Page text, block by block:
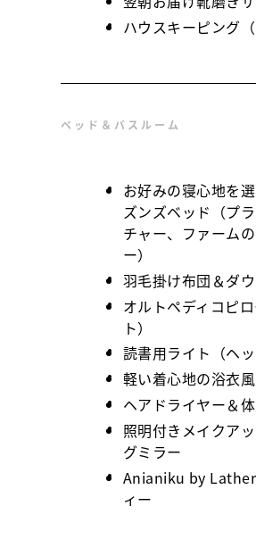
ハウスキーピング（
ベッド＆バスルーム
お好みの寝心地を
ズンズベッド（プ
チャー、ファーム
ー）
羽毛掛け布団＆ダ
オルトペディコピ
ト）
読書用ライト（ヘッ
軽い着心地の浴衣
ヘアドライヤー＆
照明付きメイクア
グミラー
Anianiku by Lather
ィー